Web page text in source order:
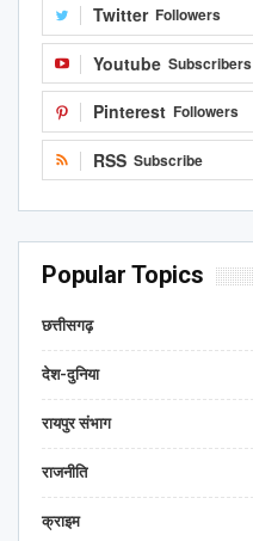
Twitter Followers
Youtube Subscribers
Pinterest Followers
RSS Subscribe
Popular Topics
छत्तीसगढ़
देश-दुनिया
रायपुर संभाग
राजनीति
क्राइम